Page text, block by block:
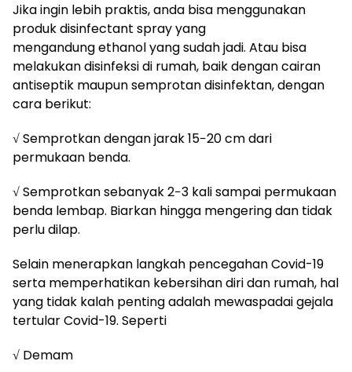
Jika ingin lebih praktis, anda bisa menggunakan
produk disinfectant spray yang
mengandung ethanol yang sudah jadi. Atau bisa
melakukan disinfeksi di rumah, baik dengan cairan
antiseptik maupun semprotan disinfektan, dengan
cara berikut:
√ Semprotkan dengan jarak 15−20 cm dari
permukaan benda.
√ Semprotkan sebanyak 2−3 kali sampai permukaan
benda lembap. Biarkan hingga mengering dan tidak
perlu dilap.
Selain menerapkan langkah pencegahan Covid-19
serta memperhatikan kebersihan diri dan rumah, hal
yang tidak kalah penting adalah mewaspadai gejala
tertular Covid-19. Seperti
√ Demam